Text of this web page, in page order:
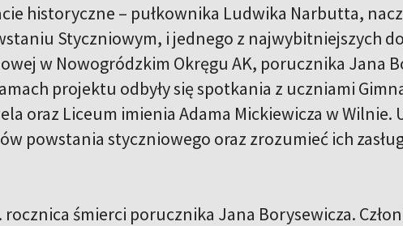
historyczne – pułkownika Ludwika Narbutta,
Styczniowym, i jednego z najwybitniejszych
w Nowogródzkim Okręgu AK, porucznika Jana
projektu odbyły się spotkania z uczniami
oraz Liceum imienia Adama Mickiewicza w Wilnie.
powstania styczniowego oraz zrozumieć ich
rocznica śmierci porucznika Jana Borysewicza.